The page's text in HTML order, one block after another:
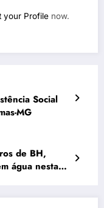
your Profile now.
Social
MG
de BH,
água nesta